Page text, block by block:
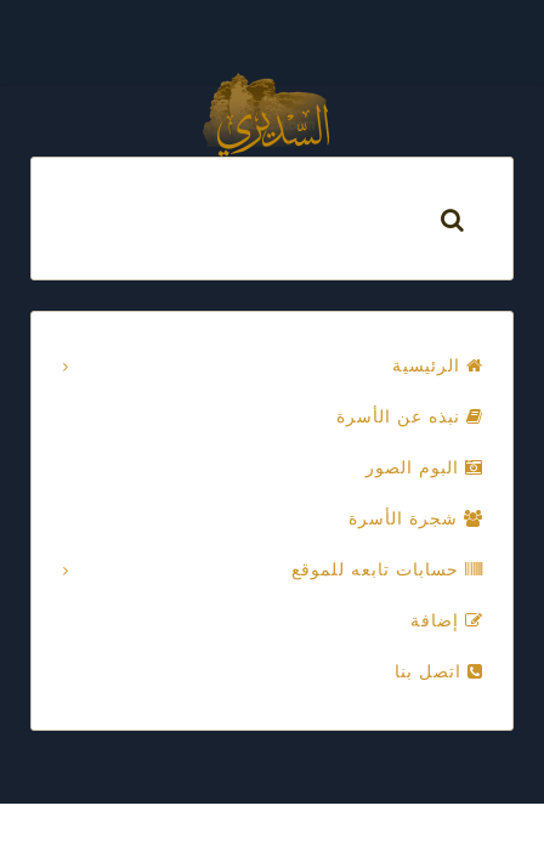
الرئيسية
نبذه عن الأسرة
البوم الصور
شجرة الأسرة
حسابات تابعه للموقع
إضافة
اتصل بنا